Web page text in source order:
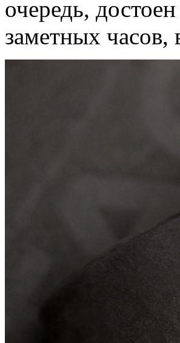
очередь,
заметных